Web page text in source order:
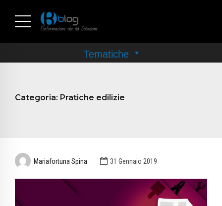
Categoria: Pratiche edilizie
Mariafortuna Spina 31 Gennaio 2019